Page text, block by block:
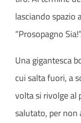
lasciando spazio
“Prosopagno
Una gigantesca
cui salta fuori, a
volta si rivolge al
salutato, per